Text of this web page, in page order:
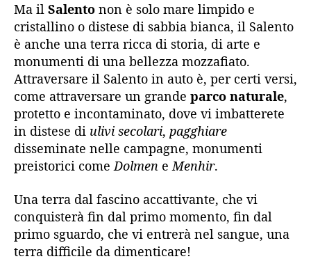
Ma il Salento non è solo mare limpido e
cristallino o distese di sabbia bianca, il Salento
è anche una terra ricca di storia, di arte e
monumenti di una bellezza mozzafiato.
Attraversare il Salento in auto è, per certi versi,
come attraversare un grande parco naturale,
protetto e incontaminato, dove vi imbatterete
in distese di ulivi secolari, pagghiare
disseminate nelle campagne, monumenti
preistorici comeDolmen eMenhir.
Una terra dal fascino accattivante, che vi
conquisterà fin dal primo momento, fin dal
primo sguardo, che vi entrerà nel sangue, una
terra difficile da dimenticare!